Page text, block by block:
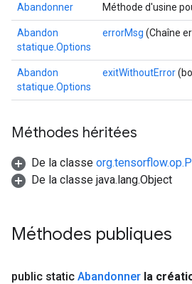
Abandonner
Méthode d'usine
Abandon
statique.Options
errorMsg (Chaîne
Abandon
statique.Options
exitWithoutError
Méthodes héritées
De la classe
De la classe java.lang.Object
Méthodes publiques
public static Abandonner la